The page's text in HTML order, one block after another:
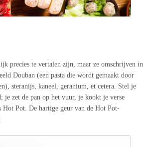
precies te vertalen zijn, maar ze omschrijven in
Douban (een pasta die wordt gemaakt door
steranijs, kaneel, geranium, et cetera. Stel je
je zet de pan op het vuur, je kookt je verse
Hot Pot. De hartige geur van de Hot Pot-